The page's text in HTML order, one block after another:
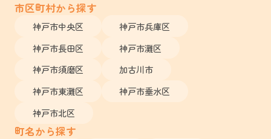
市区町村から探す
神戸市中央区
神戸市兵庫区
神戸市長田区
神戸市灘区
神戸市須磨区
加古川市
神戸市東灘区
神戸市垂水区
神戸市北区
町名から探す